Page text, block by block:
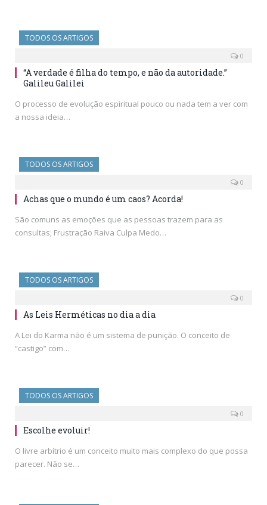
TODOS OS ARTIGOS
0
“A verdade é filha do tempo, e não da autoridade.”
Galileu Galilei
O processo de evolução espiritual pouco ou nada tem a ver com
a nossa ideia…
TODOS OS ARTIGOS
0
Achas que o mundo é um caos? Acorda!
São comuns as emoções que as pessoas trazem para as
consultas; Frustração Raiva Culpa Medo…
TODOS OS ARTIGOS
0
As Leis Herméticas no dia a dia
A Lei do Karma não é um sistema de punição. O conceito de
“castigo” com…
TODOS OS ARTIGOS
0
Escolhe evoluir!
O livre arbítrio é um conceito muito mais complexo do que possa
parecer. Não se…